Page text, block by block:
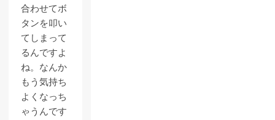
合わせてボ
タンを叩い
てしまって
るんですよ
ね。なんか
もう気持ち
よくなっち
ゃうんです